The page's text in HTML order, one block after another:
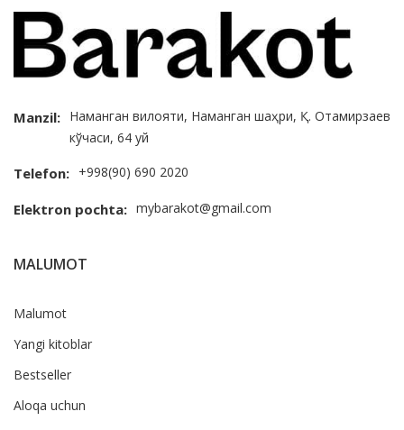
Manzil: Наманган вилояти, Наманган шаҳри, Қ. Отамирзаев
кўчаси, 64 уй
Telefon: +998(90) 690 2020
Elektron pochta: mybarakot@gmail.com
MALUMOT
Malumot
Yangi kitoblar
Bestseller
Aloqa uchun